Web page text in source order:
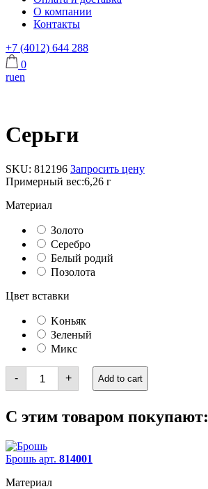
О компании
Контакты
+7 (4012) 644 288
0
ruen
Серьги
SKU: 812196 Запросить цену
Примерный вес:6,26 г
Материал
Золото
Серебро
Белый родий
Позолота
Цвет вставки
Kоньяк
Зеленый
Микс
-
Серьги
quantity
+ Add to cart
С этим товаром покупают:
Брошь арт. 814001
Материал